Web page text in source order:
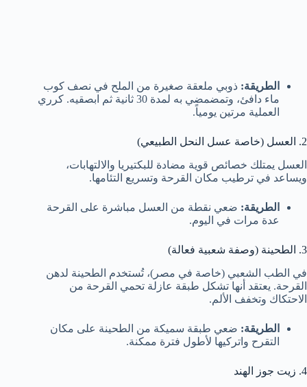
الطريقة: ذوبي ملعقة صغيرة من الملح في نصف كوب
ماء دافئ، وتمضمضي به لمدة 30 ثانية ثم ابصقيه. كرري
العملية مرتين يومياً.
2. العسل (خاصة عسل النحل الطبيعي)
العسل يمتلك خصائص قوية مضادة للبكتيريا والالتهابات،
ويساعد في ترطيب مكان القرحة وتسريع التئامها.
الطريقة: ضعي نقطة من العسل مباشرة على القرحة
عدة مرات في اليوم.
3. الطحينة (وصفة شعبية فعالة)
في الطب الشعبي (خاصة في مصر)، تُستخدم الطحينة لدهن
القرحة. يعتقد أنها تشكل طبقة عازلة تحمي القرحة من
الاحتكاك وتخفف الألم.
الطريقة: ضعي طبقة سميكة من الطحينة على مكان
التقرح واتركيها لأطول فترة ممكنة.
4. زيت جوز الهند